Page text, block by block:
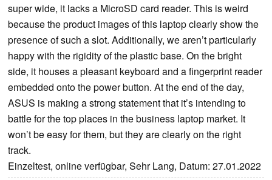
super wide, it lacks a MicroSD card reader. This is weird
because the product images of this laptop clearly show the
presence of such a slot. Additionally, we aren’t particularly
happy with the rigidity of the plastic base. On the bright
side, it houses a pleasant keyboard and a fingerprint reader
embedded onto the power button. At the end of the day,
ASUS is making a strong statement that it’s intending to
battle for the top places in the business laptop market. It
won’t be easy for them, but they are clearly on the right
track.
Einzeltest, online verfügbar, Sehr Lang, Datum: 27.01.2022